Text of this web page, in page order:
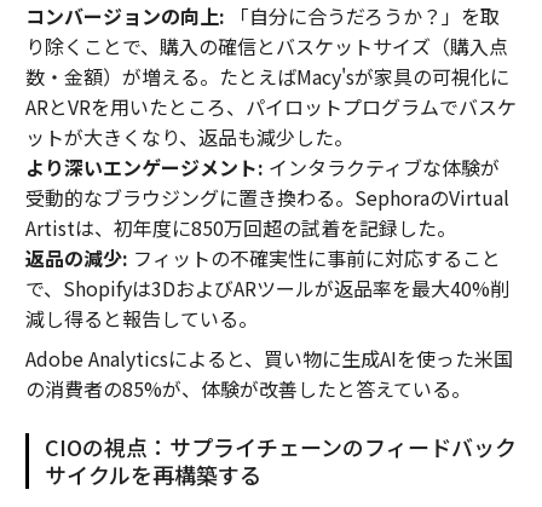
コンバージョンの向上: 「自分に合うだろうか？」を取
り除くことで、購入の確信とバスケットサイズ（購入点
数・金額）が増える。たとえばMacy'sが家具の可視化に
ARとVRを用いたところ、パイロットプログラムでバスケ
ットが大きくなり、返品も減少した。
より深いエンゲージメント: インタラクティブな体験が
受動的なブラウジングに置き換わる。SephoraのVirtual
Artistは、初年度に850万回超の試着を記録した。
返品の減少: フィットの不確実性に事前に対応すること
で、Shopifyは3DおよびARツールが返品率を最大40%削
減し得ると報告している。
Adobe Analyticsによると、買い物に生成AIを使った米国
の消費者の85%が、体験が改善したと答えている。
CIOの視点：サプライチェーンのフィードバック
サイクルを再構築する